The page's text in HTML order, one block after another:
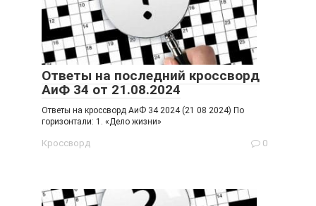
Ответы на последний кроссворд
АиФ 34 от 21.08.2024
Ответы на кроссворд АиФ 34 2024 (21 08 2024) По
горизонтали: 1. «Дело жизни»
Кроссворд 0